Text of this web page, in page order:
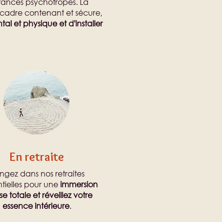
contenant et sécure,
et physique et d'installer
En retraite
dans nos retraites
pour uneimmersion
totale et réveillez votre
essence intérieure.